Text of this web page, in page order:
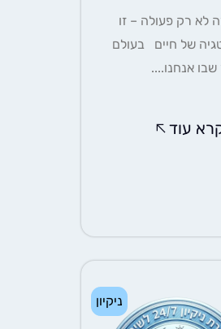
זה לא רק פעולה – זו
של חיים בעולם
אנחנו....
עוד
ניקיון